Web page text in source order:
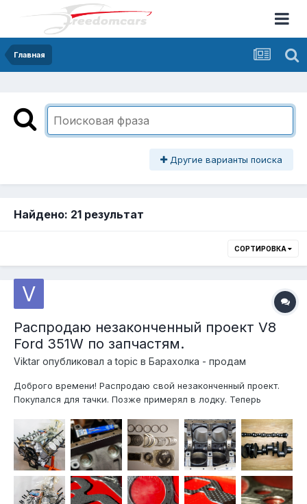
Главная
Другие варианты поиска
Найдено: 21 результат
СОРТИРОВКА
Распродаю незаконченный проект V8
Ford 351W по запчастям.
Viktar опубликовал a topic в Барахолка - продам
Доброго времени! Распродаю свой незаконченный проект.
Покупался для тачки. Позже примерял в лодку. Теперь
компании АБ-Мотор, на высокоточном станке Rottler F7A
(США), с базированием от постели коленчатого вала.
Хонингование в нес...